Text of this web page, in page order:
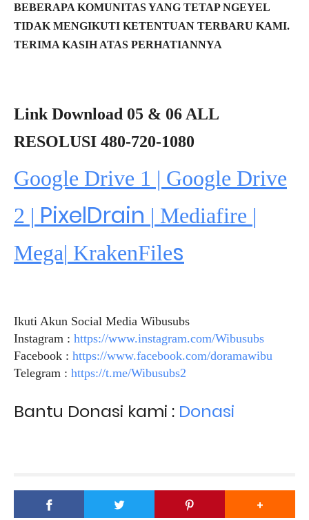
BEBERAPA KOMUNITAS YANG TETAP NGEYEL
TIDAK MENGIKUTI KETENTUAN TERBARU KAMI.
TERIMA KASIH ATAS PERHATIANNYA
Link Download 05 & 06 ALL
RESOLUSI 480-720-1080
Google Drive 1 | Google Drive
2 | PixelDrain | Mediafire |
Mega| KrakenFiles
Ikuti Akun Social Media Wibusubs
Instagram : https://www.instagram.com/Wibusubs
Facebook : https://www.facebook.com/doramawibu
Telegram : https://t.me/Wibusubs2
Bantu Donasi kami : Donasi